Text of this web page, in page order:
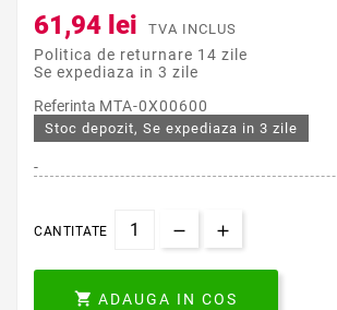
61,94 lei TVA INCLUS
Politica de returnare 14 zile
Se expediaza in 3 zile
Referinta MTA-0X00600
Stoc depozit, Se expediaza in 3 zile
-
CANTITATE
 ADAUGA IN COS